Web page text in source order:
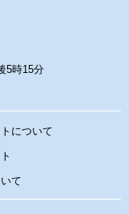
5時15分
について
て